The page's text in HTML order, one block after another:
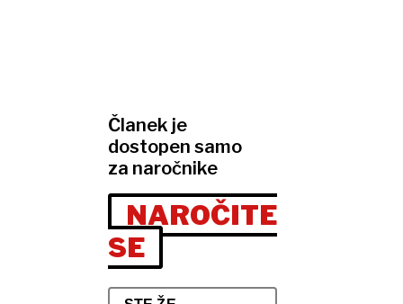
Članek je
dostopen samo
za naročnike
NAROČITE
SE